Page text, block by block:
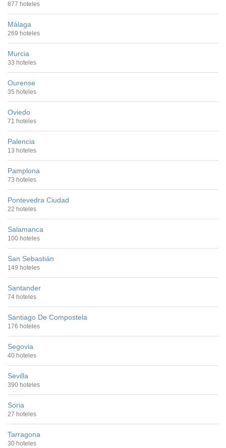
877 hoteles
Málaga
269 hoteles
Murcia
33 hoteles
Ourense
35 hoteles
Oviedo
71 hoteles
Palencia
13 hoteles
Pamplona
73 hoteles
Pontevedra Ciudad
22 hoteles
Salamanca
100 hoteles
San Sebastián
149 hoteles
Santander
74 hoteles
Santiago De Compostela
176 hoteles
Segovia
40 hoteles
Sevilla
390 hoteles
Soria
27 hoteles
Tarragona
30 hoteles